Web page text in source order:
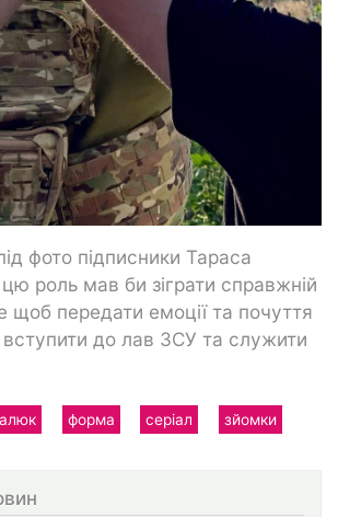
фото підписники Тараса
роль мав би зіграти справжній
щоб передати емоції та почуття
до лав ЗСУ та служити
форма серіал зйомки